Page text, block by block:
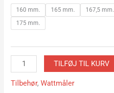
160 mm. 165 mm. 167,5 mm.
175 mm.
TILFØJ TIL KURV
Tilbehør,Wattmåler